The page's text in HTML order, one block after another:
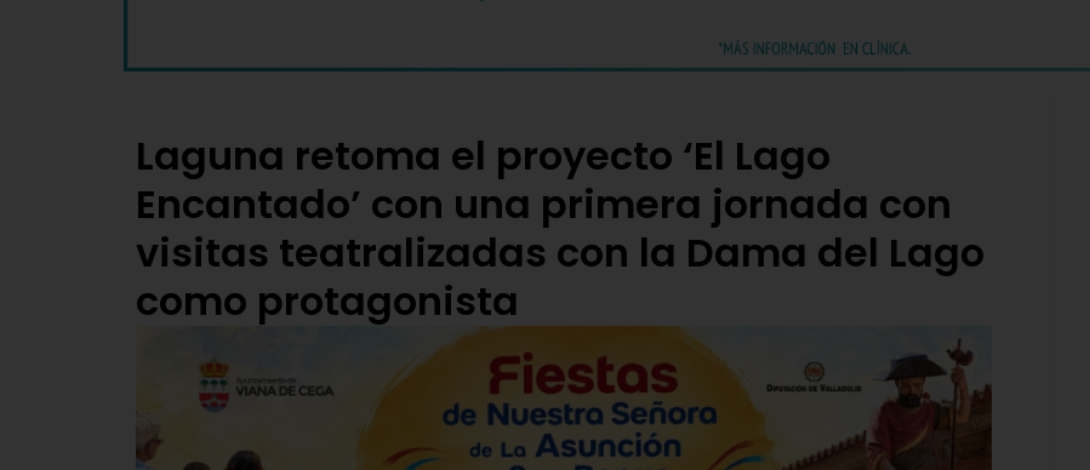
Laguna retoma el proyecto ‘El Lago
Encantado’ con una primera jornada con
visitas teatralizadas con la Dama del Lago
como protagonista